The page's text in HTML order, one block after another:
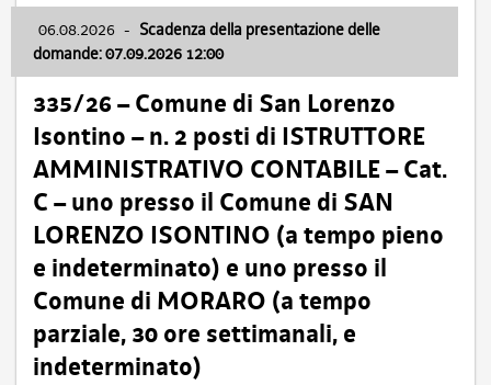
06.08.2026 - Scadenza della presentazione delle
domande: 07.09.2026 12:00
335/26 – Comune di San Lorenzo
Isontino – n. 2 posti di ISTRUTTORE
AMMINISTRATIVO CONTABILE – Cat.
C – uno presso il Comune di SAN
LORENZO ISONTINO (a tempo pieno
e indeterminato) e uno presso il
Comune di MORARO (a tempo
parziale, 30 ore settimanali, e
indeterminato)